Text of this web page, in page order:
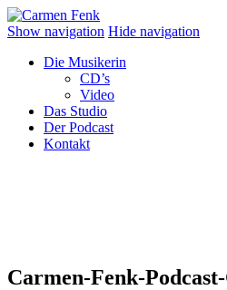
Show navigation Hide navigation
Die Musikerin
CD’s
Video
Das Studio
Der Podcast
Kontakt
Carmen-Fenk-